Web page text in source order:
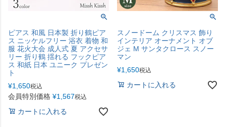
ピアス 和風 日本製 折り鶴ピア
ス ニッケルフリー 浴衣 着物 和
服 花火大会 成人式 夏 アクセサ
リー 折り鶴 揺れる フックピア
ス 和紙 日本 ユニーク プレゼン
ト
¥1,650税込
会員特別価格 ¥1,567税込
カートに入れる
スノードーム クリスマス 飾り
インテリア オーナメント オブ
ジェ M サンタクロース スノー
マン
¥1,650税込
カートに入れる